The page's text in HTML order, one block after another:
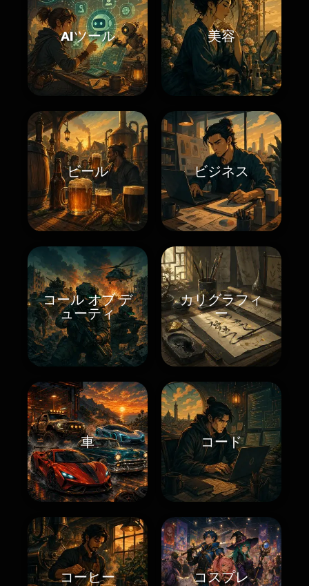
AIツール 美容
ビール ビジネス
コール オブ デ
ューティ
カリグラフィ
ー
車 コード
コーヒー コスプレ